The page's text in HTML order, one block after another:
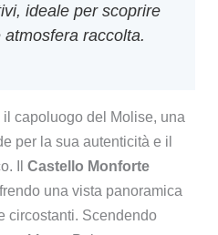
ideale per scoprire
raccolta.
capoluogo del Molise, una
per la sua autenticità e il
Il Castello Monforte
una vista panoramica
circostanti. Scendendo